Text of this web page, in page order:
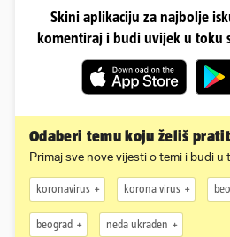
Skini aplikaciju za najbolje
komentiraj i budi uvijek u toku
Odaberi temu koju želiš
Primaj sve nove vijesti o temi i budi u
koronavirus korona virus
beograd neda ukraden